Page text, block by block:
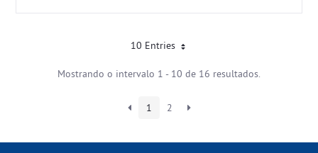
10 Entries
Mostrando o intervalo 1 - 10 de 16 resultados.
1 2